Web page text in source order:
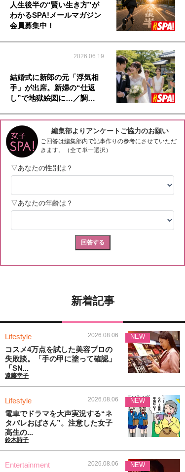
人生後半の“賢い生き方”が
わかるSPA!メールマガジン
会員募集中！
2026.06.19
結婚式に新郎の元「浮気相
手」が出席。新婦の“仕返
し”で地獄絵図に…／調…
新着記事
Lifestyle 2026.08.06
コスメ4万点を試した美容プロの
失敗談。「手の甲に塗って確認」
「SN...
遠藤幸子
NEW
Lifestyle 2026.08.06
電車でドラマを大声実況する“ネ
タバレおばさん”。注意した女子
高生の...
鈴木詩子
NEW
Entertainment 2026.08.06 NEW